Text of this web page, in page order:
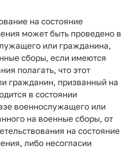
на состояние
может быть проведено в
или гражданина,
сборы, если имеются
полагать, что этот
гражданин, призванный на
в состоянии
военнослужащего или
на военные сборы, от
на состояние
либо несогласии